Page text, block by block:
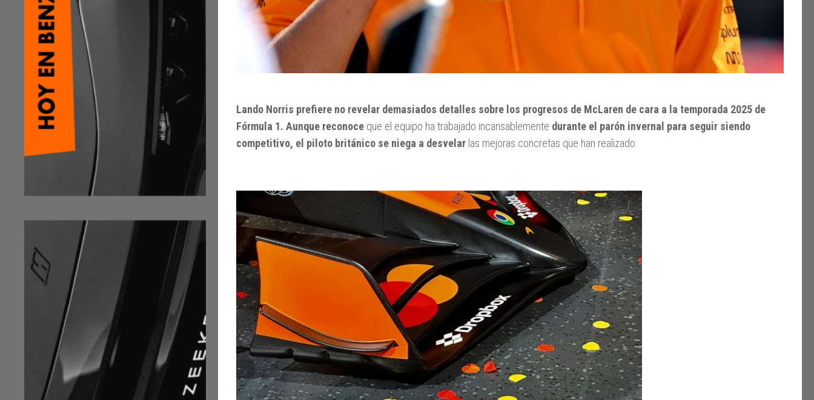
Lando Norris prefiere no revelar demasiados detalles sobre los progresos de McLaren de cara a la temporada 2025 de
Fórmula 1. Aunque reconoce que el equipo ha trabajado incansablemente durante el parón invernal para seguir siendo
competitivo, el piloto británico se niega a desvelar las mejoras concretas que han realizado.